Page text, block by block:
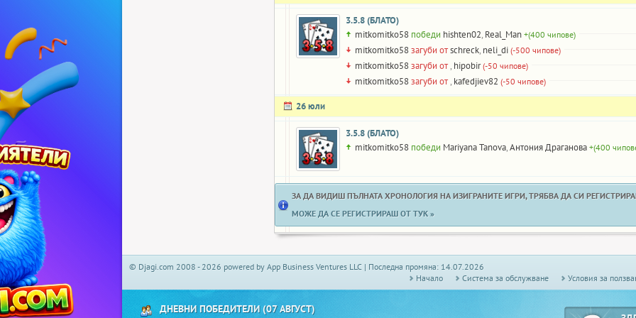
3.5.8 (БЛАТО)
mitkomitko58 победи hishten02, Real_Man +(400 чипове)
mitkomitko58загуби отschreck, neli_di (-500 чипове)
mitkomitko58загуби от, hipobir (-50 чипове)
mitkomitko58загуби от, kafedjiev82 (-50 чипове)
26 юли
3.5.8 (БЛАТО)
mitkomitko58 победи Mariyana Tanova,Антония Драганова +(400
ЗА ДА ВИДИШ ПЪЛНАТА ХРОНОЛОГИЯ НА ИЗИГРАНИТЕ ИГРИ, ТРЯБВА ДА СИ
МОЖЕ ДА СЕ РЕГИСТРИРАШ ОТ ТУК »
© Djagi.com 2008 - 2026 powered by App Business Ventures LLC | Последна промяна: 14.07.2026
Начало
Системa за обслужване Условия за
ДНЕВНИ ПОБЕДИТЕЛИ (07 АВГУСТ)